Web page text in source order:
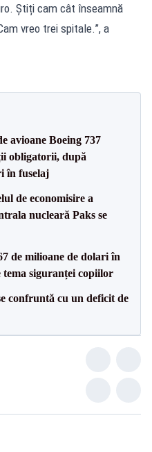
Știți cam cât înseamnă
vreo trei spitale.”, a
avioane Boeing 737
obligatorii, după
în fuselaj
de economisire a
nucleară Paks se
de milioane de dolari în
tema siguranței copiilor
confruntă cu un deficit de